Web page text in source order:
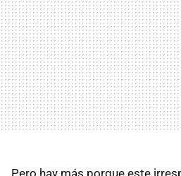
Pero hay más porque este